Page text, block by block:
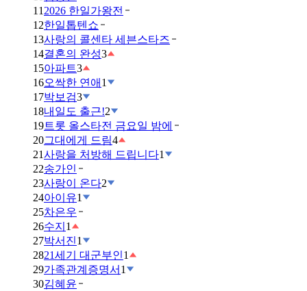
11 2026 한일가왕전
12한일톱텐쇼
13사랑의 콜센타 세븐스타즈
14결혼의 완성3
15아파트3
16오싹한 연애 1
17박보검3
18내일도 출근!2
19트롯 올스타전 금요일 밤에
20그대에게 드림4
21사랑을 처방해 드립니다1
22송가인
23사랑이 온다2
24아이유1
25차은우
26수지 1
27박서진1
2821세기 대군부인1
29가족관계증명서 1
30김혜윤